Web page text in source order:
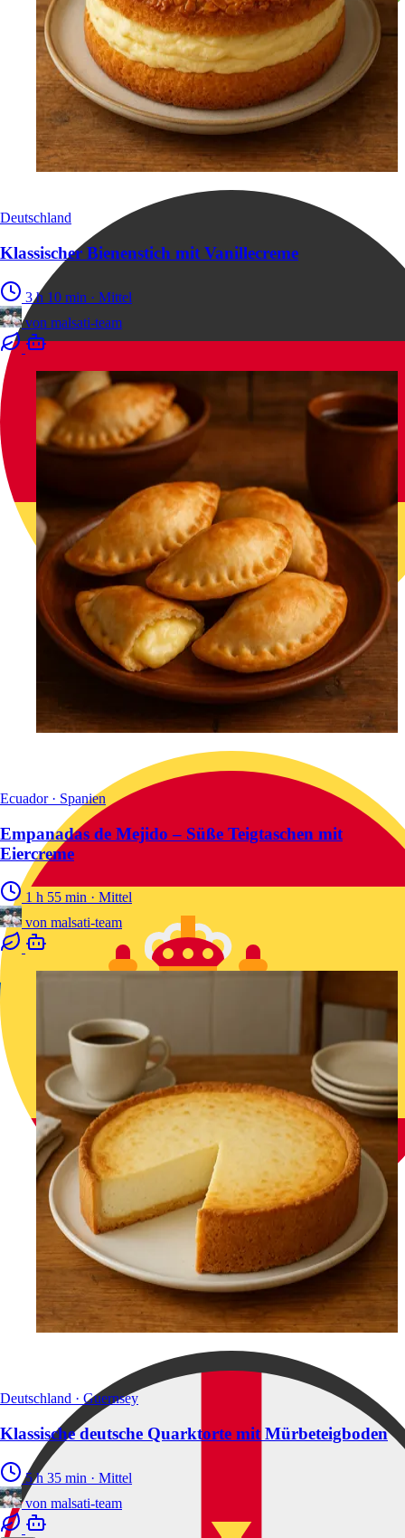
Deutschland
Klassischer Bienenstich mit Vanillecreme
3 h 10 min · Mittel
von malsati-team
Ecuador · Spanien
Empanadas de Mejido – Süße Teigtaschen mit
Eiercreme
1 h 55 min · Mittel
von malsati-team
Deutschland · Guernsey
Klassische deutsche Quarktorte mit Mürbeteigboden
5 h 35 min · Mittel
von malsati-team